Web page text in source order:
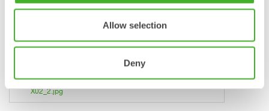
Allow selection
Deny
tydligt fokus på robusta och moderna produkter, kombinerat
ökande antalet kunder. För mer information om Steelwrist,
besök steelwrist.com.
X02_2.jpg